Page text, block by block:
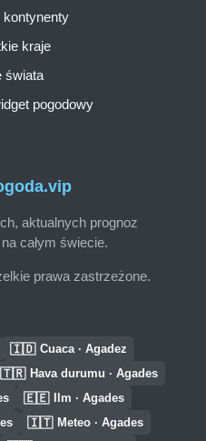
aktualnych prognoz
całym świecie.
prawa zastrzeżone.
kraje
świata
pogodowy
🇮🇩 Cuaca · Agadez
🇹🇷 Hava durumu · Agades
🇪🇪 Ilm · Agades
🇮🇹 Meteo · Agades